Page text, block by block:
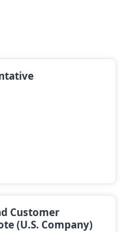
Customer
(U.S. Company)